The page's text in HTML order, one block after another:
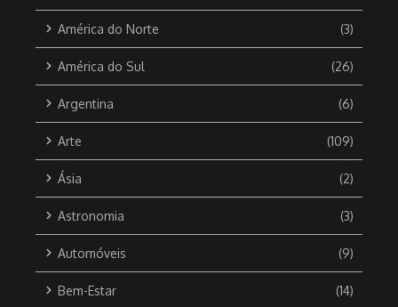
América do Norte (3)
América do Sul (26)
Argentina (6)
Arte (109)
Ásia (2)
Astronomia (3)
Automóveis (9)
Bem-Estar (14)